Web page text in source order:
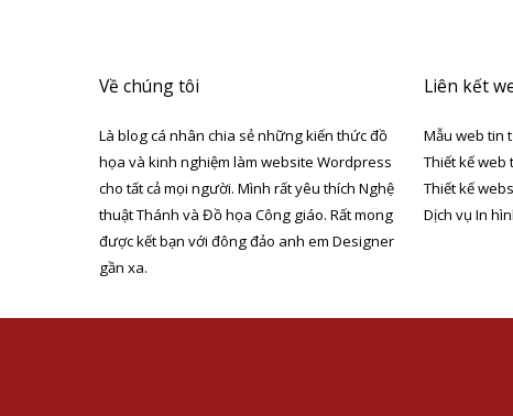
Về chúng tôi
Là blog cá nhân chia sẻ những kiến thức đồ
họa và kinh nghiệm làm website Wordpress
cho tất cả mọi người. Mình rất yêu thích Nghệ
thuật Thánh và Đồ họa Công giáo. Rất mong
được kết bạn với đông đảo anh em Designer
gần xa.
Liên kết
Mẫu web tin
Thiết kế web
Thiết kế
Dịch vụ In